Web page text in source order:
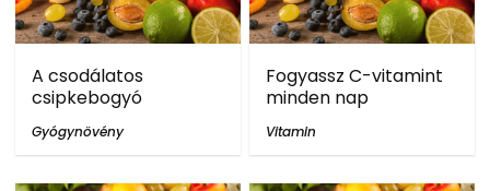
A csodálatos
csipkebogyó
Gyógynövény
Fogyassz C-vitamint
minden nap
Vitamin